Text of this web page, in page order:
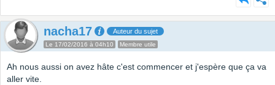
nacha17 Auteur du sujet
Le 17/02/2016 à 04h10 Membre utile
Ah nous aussi on avez hâte c'est commencer et j'espère que ça va
aller vite.